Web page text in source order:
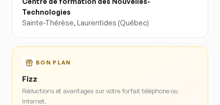
Technologies
Sainte-Thérèse, Laurentides (Québec)
BON PLAN
Fizz
Réductions et avantages sur votre forfait téléphone ou
Internet.